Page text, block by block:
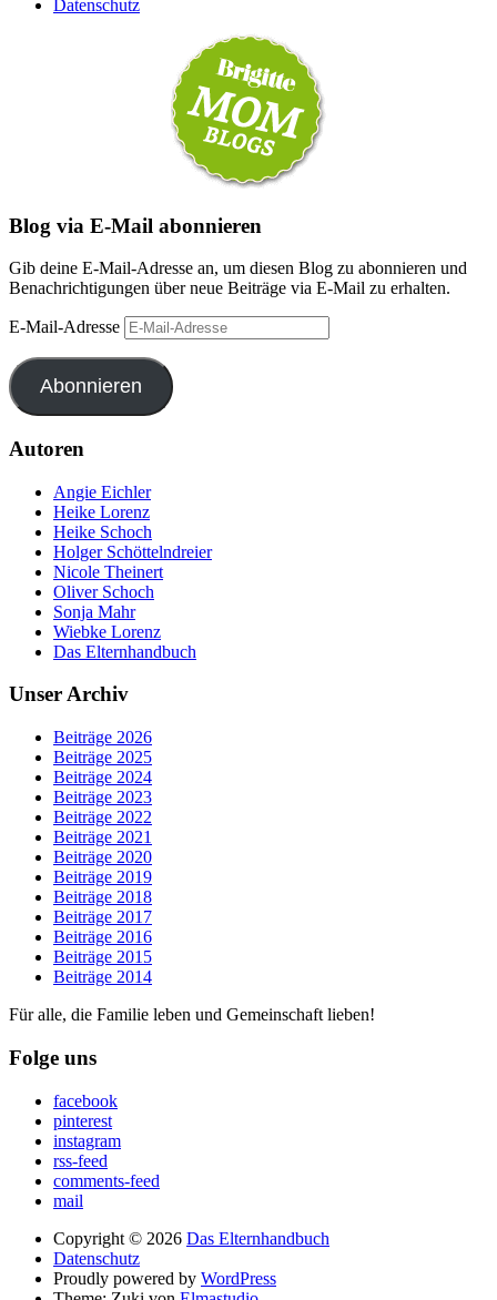
Datenschutz
Blog via E-Mail abonnieren
Gib deine E-Mail-Adresse an, um diesen Blog zu abonnieren und
Benachrichtigungen über neue Beiträge via E-Mail zu erhalten.
E-Mail-Adresse
Abonnieren
Autoren
Angie Eichler
Heike Lorenz
Heike Schoch
Holger Schöttelndreier
Nicole Theinert
Oliver Schoch
Sonja Mahr
Wiebke Lorenz
Das Elternhandbuch
Unser Archiv
Beiträge 2026
Beiträge 2025
Beiträge 2024
Beiträge 2023
Beiträge 2022
Beiträge 2021
Beiträge 2020
Beiträge 2019
Beiträge 2018
Beiträge 2017
Beiträge 2016
Beiträge 2015
Beiträge 2014
Für alle, die Familie leben und Gemeinschaft lieben!
Folge uns
facebook
pinterest
instagram
rss-feed
comments-feed
mail
Copyright © 2026 Das Elternhandbuch
Datenschutz
Proudly powered by WordPress